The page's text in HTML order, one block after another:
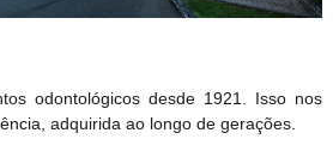
odontológicos desde 1921. Isso nos
adquirida ao longo de gerações.